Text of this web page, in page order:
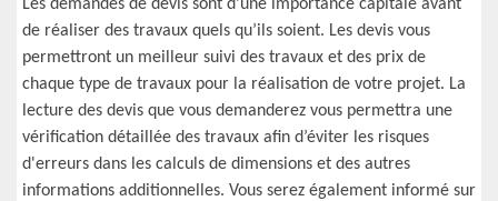
Les demandes de devis sont d’une importance capitale avant
de réaliser des travaux quels qu’ils soient. Les devis vous
permettront un meilleur suivi des travaux et des prix de
chaque type de travaux pour la réalisation de votre projet. La
lecture des devis que vous demanderez vous permettra une
vérification détaillée des travaux afin d’éviter les risques
d'erreurs dans les calculs de dimensions et des autres
informations additionnelles. Vous serez également informé sur